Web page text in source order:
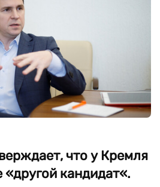
что у Кремля
«другой кандидат«.